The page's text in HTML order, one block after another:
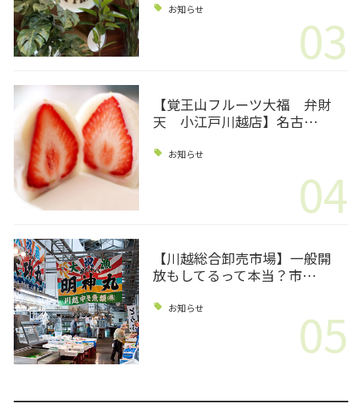
お知らせ 03
【覚王山フルーツ大福 弁財
天 小江戸川越店】名古…
お知らせ
04
【川越総合卸売市場】一般開
放もしてるって本当？市…
お知らせ 05